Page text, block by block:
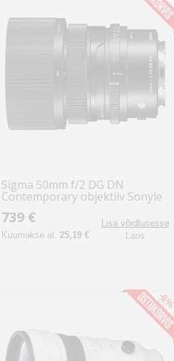
Sigma 50mm f/2 DG DN
Contemporary objektiiv Sonyle
739 €
Kuumakse al. 25,19 €
Lisa võrdlusesse
Laos
-6%